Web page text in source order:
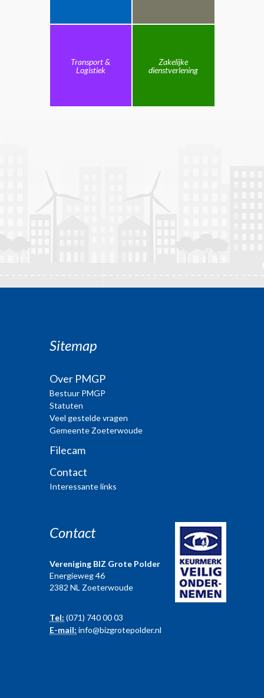
Transport &
Logistiek
Zakelijke
dienstverlening
Sitemap
Over PMGP
Bestuur PMGP
Statuten
Veel gestelde vragen
Gemeente Zoeterwoude
Filecam
Contact
Interessante links
Contact
Vereniging BIZ Grote Polder
Energieweg 46
2382 NL Zoeterwoude
Tel: (071) 740 00 03
E-mail: info@bizgrotepolder.nl